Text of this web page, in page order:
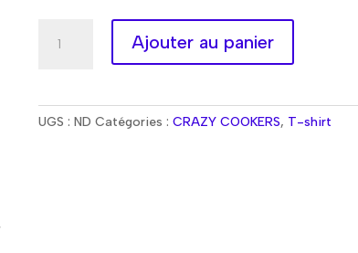
Ajouter au panier
UGS :ND Catégories :CRAZY COOKERS, T-shirt